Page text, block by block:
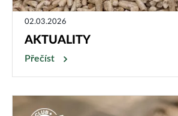
02.03.2026
AKTUALITY
Přečíst